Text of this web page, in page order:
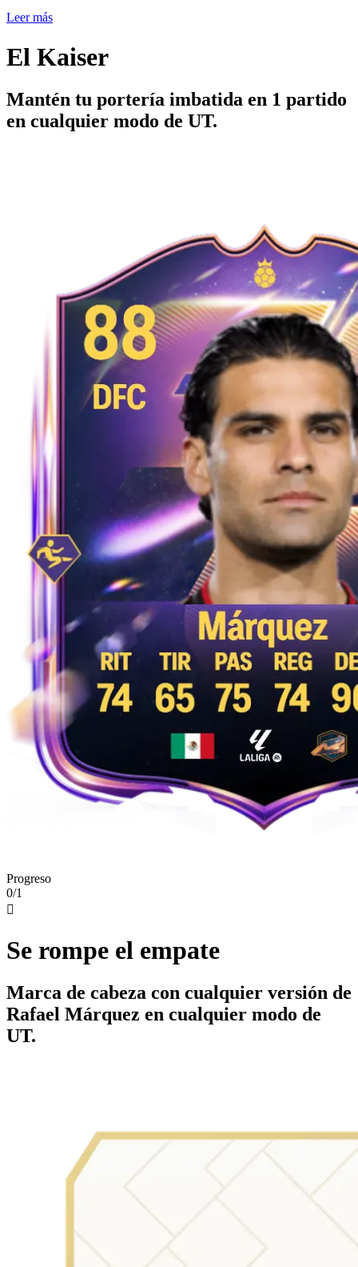
Leer más
El Kaiser
Mantén tu portería imbatida en 1 partido
en cualquier modo de UT.
Progreso
0/1

Se rompe el empate
Marca de cabeza con cualquier versión de
Rafael Márquez en cualquier modo de
UT.